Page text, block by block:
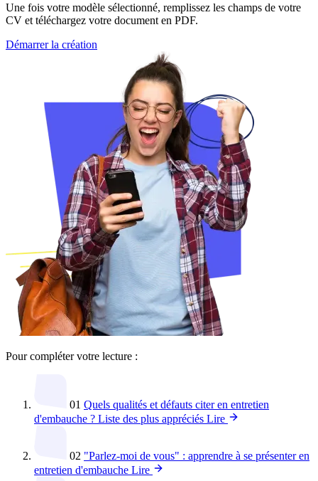
Une fois votre modèle sélectionné, remplissez les champs de votre
CV et téléchargez votre document en PDF.
Démarrer la création
Pour compléter votre lecture :
01 Quels qualités et défauts citer en entretien
d'embauche ? Liste des plus appréciés Lire
02 "Parlez-moi de vous" : apprendre à se présenter en
entretien d'embauche Lire